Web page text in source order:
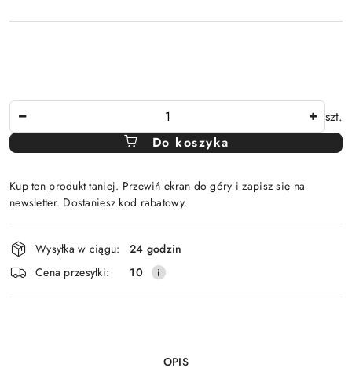
szt.
Do koszyka
Kup ten produkt taniej. Przewiń ekran do góry i zapisz się na
newsletter. Dostaniesz kod rabatowy.
Dostępność
i
dostawa
Wysyłka w ciągu:
24 godzin
Cena przesyłki:
10
OPIS